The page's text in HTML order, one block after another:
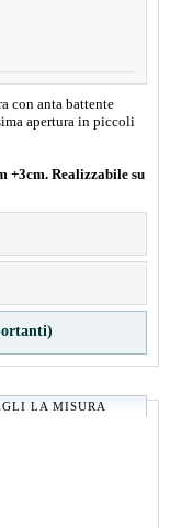
con anta battente
apertura in piccoli
+3cm. Realizzabile su
LA MISURA